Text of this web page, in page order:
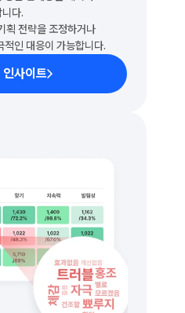
다.
획 전략을 조정하거나
적인 대응이 가능합니다.
사이트